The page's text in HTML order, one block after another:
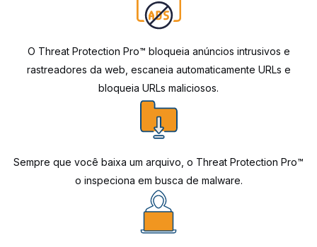
O Threat Protection Pro™ bloqueia anúncios intrusivos e
rastreadores da web, escaneia automaticamente URLs e
bloqueia URLs maliciosos.
Sempre que você baixa um arquivo, o Threat Protection Pro™
o inspeciona em busca de malware.